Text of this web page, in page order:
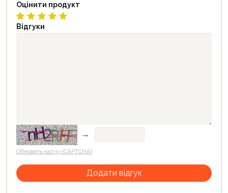
Оцінити продукт
Відгуки
→
Обновить капчу (CAPTCHA)